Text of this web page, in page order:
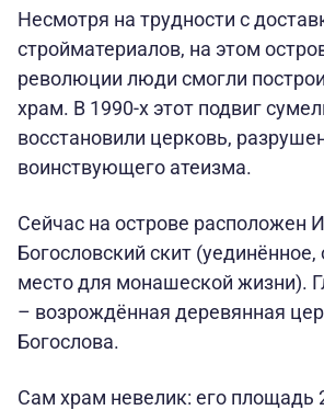
Несмотря на трудности с
стройматериалов, на этом
революции люди смогли
храм. В 1990-х этот подвиг
восстановили церковь,
воинствующего атеизма.
Сейчас на острове расположен
Богословский скит (уединённое,
место для монашеской жизни).
– возрождённая деревянная
Богослова.
Сам храм невелик: его площадь